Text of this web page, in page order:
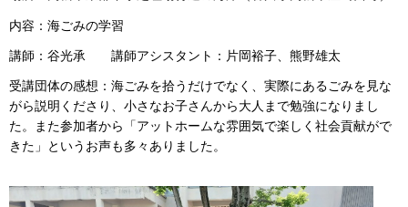
内容：海ごみの学習
講師：谷光承 講師アシスタント：片岡裕子、熊野雄太
受講団体の感想：海ごみを拾うだけでなく、実際にあるごみを見な
がら説明くださり、小さなお子さんから大人まで勉強になりまし
た。また参加者から「アットホームな雰囲気で楽しく社会貢献がで
きた」というお声も多々ありました。